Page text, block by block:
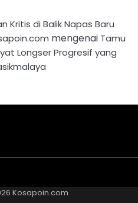
Kritis di Balik Napas Baru
mengenai Tamu
Longser Progresif yang
Us
Policy
Us
Tulisan
Media
Kosapoin.com